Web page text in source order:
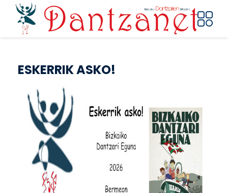
Pasar al contenido principal
ESKERRIK ASKO!